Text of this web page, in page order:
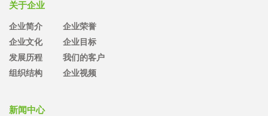
关于企业
企业简介
企业荣誉
企业文化
企业目标
发展历程
我们的客户
组织结构
企业视频
新闻中心